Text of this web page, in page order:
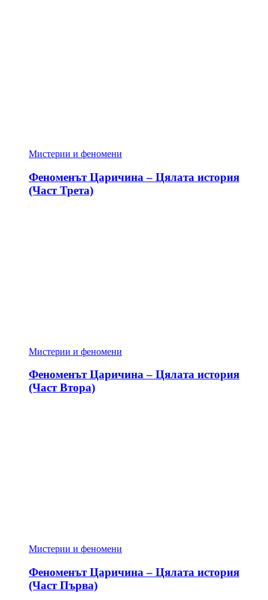
Мистерии и феномени
Феноменът Царичина – Цялата история
(Част Трета)
Мистерии и феномени
Феноменът Царичина – Цялата история
(Част Втора)
Мистерии и феномени
Феноменът Царичина – Цялата история
(Част Първа)